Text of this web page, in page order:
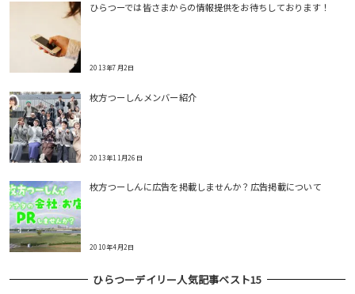
ひらつーでは皆さまからの情報提供をお待ちしております！
2013年7月2日
枚方つーしんメンバー紹介
2013年11月26日
枚方つーしんに広告を掲載しませんか？広告掲載について
2010年4月2日
ひらつーデイリー人気記事ベスト15